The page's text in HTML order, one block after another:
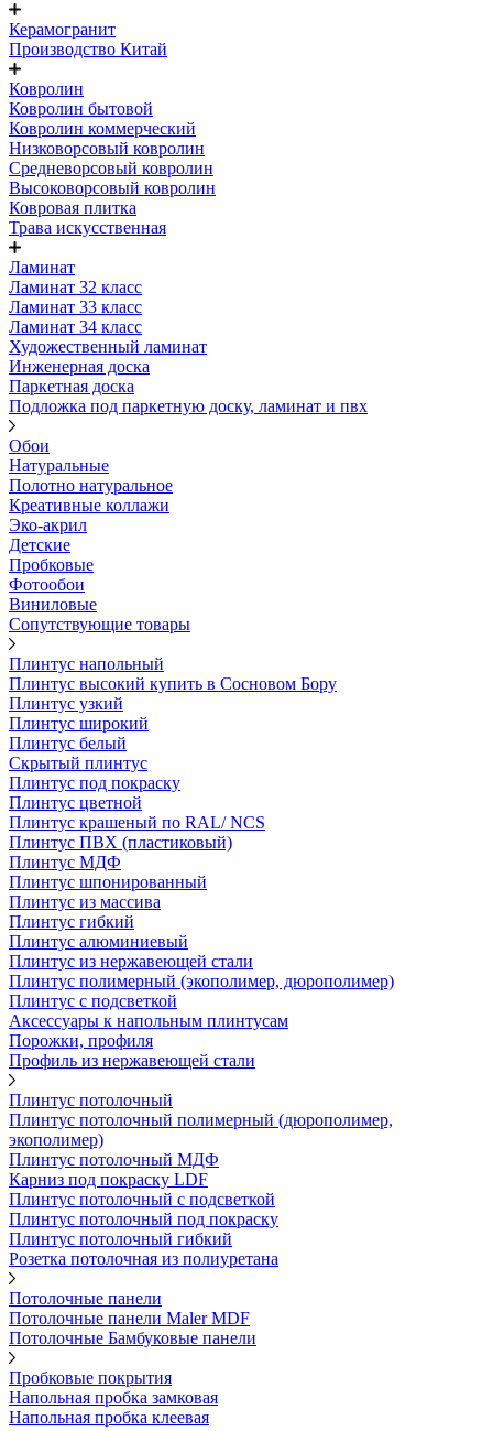
Керамогранит
Производство Китай
Ковролин
Ковролин бытовой
Ковролин коммерческий
Низковорсовый ковролин
Средневорсовый ковролин
Высоковорсовый ковролин
Ковровая плитка
Трава искусственная
Ламинат
Ламинат 32 класс
Ламинат 33 класс
Ламинат 34 класс
Художественный ламинат
Инженерная доска
Паркетная доска
Подложка под паркетную доску, ламинат и пвх
Обои
Натуральные
Полотно натуральное
Креативные коллажи
Эко-акрил
Детские
Пробковые
Фотообои
Виниловые
Сопутствующие товары
Плинтус напольный
Плинтус высокий купить в Сосновом Бору
Плинтус узкий
Плинтус широкий
Плинтус белый
Скрытый плинтус
Плинтус под покраску
Плинтус цветной
Плинтус крашеный по RAL/ NCS
Плинтус ПВХ (пластиковый)
Плинтус МДФ
Плинтус шпонированный
Плинтус из массива
Плинтус гибкий
Плинтус алюминиевый
Плинтус из нержавеющей стали
Плинтус полимерный (экополимер, дюрополимер)
Плинтус с подсветкой
Аксессуары к напольным плинтусам
Порожки, профиля
Профиль из нержавеющей стали
Плинтус потолочный
Плинтус потолочный полимерный (дюрополимер,
экополимер)
Плинтус потолочный МДФ
Карниз под покраску LDF
Плинтус потолочный с подсветкой
Плинтус потолочный под покраску
Плинтус потолочный гибкий
Розетка потолочная из полиуретана
Потолочные панели
Потолочные панели Maler MDF
Потолочные Бамбуковые панели
Пробковые покрытия
Напольная пробка замковая
Напольная пробка клеевая